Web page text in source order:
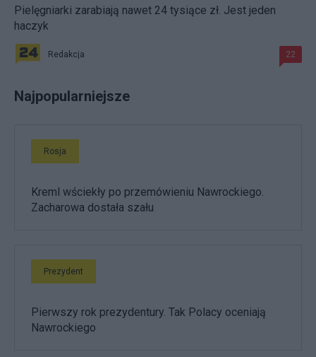
Pielęgniarki zarabiają nawet 24 tysiące zł. Jest jeden
haczyk
Redakcja 22
Najpopularniejsze
Rosja
Kreml wściekły po przemówieniu Nawrockiego.
Zacharowa dostała szału
Prezydent
Pierwszy rok prezydentury. Tak Polacy oceniają
Nawrockiego